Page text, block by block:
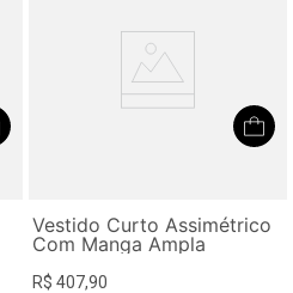
Vestido Curto Assimétrico
Com Manga Ampla
R$ 407,90